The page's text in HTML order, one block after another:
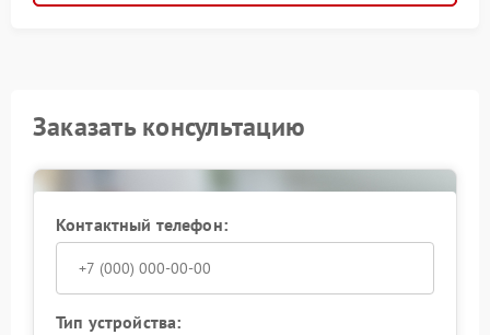
Заказать консультацию
Контактный телефон:
Тип устройства: